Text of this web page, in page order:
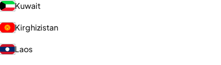
Kuwait
Kirghizistan
Laos